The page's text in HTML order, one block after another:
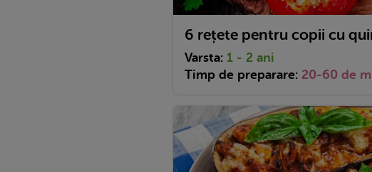
6 rețete pentru copii cu
Varsta: 1 - 2 ani
Timp de preparare: 20-60 de